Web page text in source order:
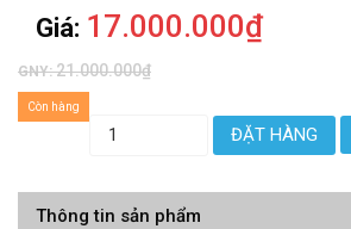
Giá: 17.000.000₫
GNY:21.000.000₫
Còn hàng
ĐẶT HÀNG
Thông tin sản phẩm